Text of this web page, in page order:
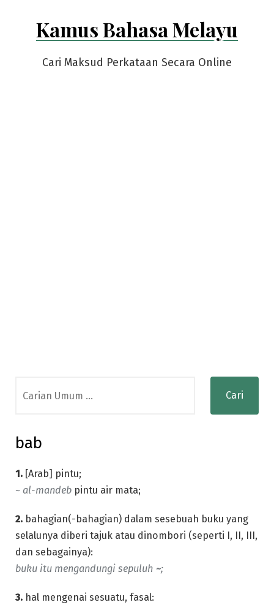
Kamus Bahasa Melayu
Cari Maksud Perkataan Secara Online
for:
bab
1. [Arab] pintu;
~ al-mandeb pintu air mata;
2. bahagian(-bahagian) dalam sesebuah buku yang
selalunya diberi tajuk atau dinombori (seperti I, II, III,
dan sebagainya):
buku itu mengandungi sepuluh ~;
3. hal mengenai sesuatu, fasal: